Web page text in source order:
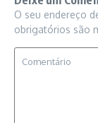
O seu endereço
obrigatórios são